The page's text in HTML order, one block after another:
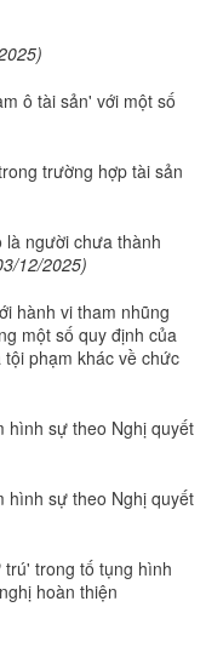
ô tài sản' với một số
trường hợp tài sản
là người chưa thành
12/2025)
hành vi tham nhũng
một số quy định của
phạm khác về chức
hình sự theo Nghị quyết
hình sự theo Nghị quyết
trong tố tụng hình
hoàn thiện